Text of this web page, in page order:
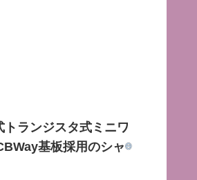
トランジスタ式ミニワ
基板採用のシャ